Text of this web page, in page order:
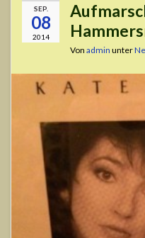
SEP.
08
2014
Von admin unter